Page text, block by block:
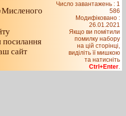
посилання
сайт
Число завантажень : 1
586
Модифіковано :
26.01.2021
Якщо ви помітили
помилку набору
на цiй сторiнцi,
видiлiть її мишкою
та натисніть
Ctrl+Enter.